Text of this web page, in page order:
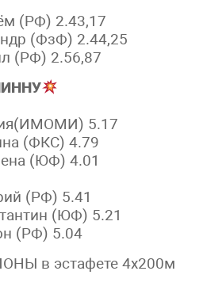
(РФ) 2.43,17
(ФзФ) 2.44,25
(РФ) 2.56,87
5.17
(ФКС) 4.79
(ЮФ) 4.01
(РФ) 5.41
(ЮФ) 5.21
(РФ) 5.04
в эстафете 4х200м